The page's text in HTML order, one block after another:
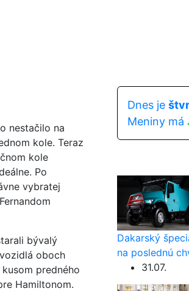
nestačilo na
kole. Teraz
kole
Po
vybratej
bývalý
oboch
predného
Hamiltonom.
Dnes je
Meniny má
Dakarský
na poslednú
31.07.